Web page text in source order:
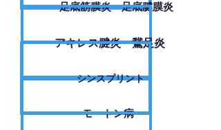
足底筋膜炎・足底腱膜炎
アキレス腱炎・鵞足炎
シンスプリント
モートン病